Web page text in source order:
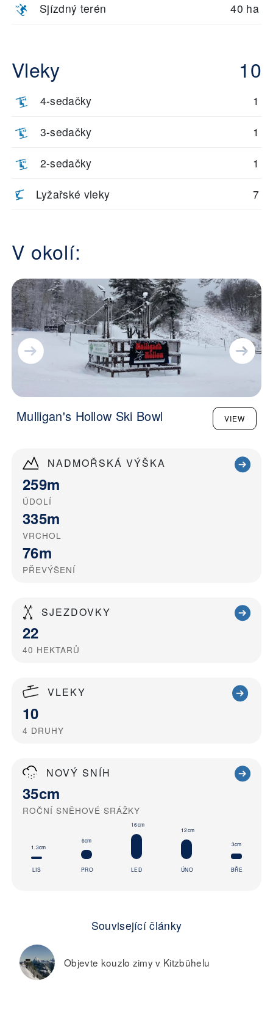
NADMOŘSKÁ VÝŠKA
259m
ÚDOLÍ
335m
VRCHOL
76m
PŘEVÝŠENÍ
SJEZDOVKY
22
40 HEKTARŮ
VLEKY
10
4 DRUHY
NOVÝ SNÍH
35cm
ROČNÍ SNĚHOVÉ SRÁŽKY
1.3cm
LIS
6cm
PRO
16cm
LED
12cm
ÚNO
3cm
BŘE
Související články
Objevte kouzlo zimy v Kitzbühelu
Sjízdný terén 40 ha
Vleky 10
4-sedačky 1
3-sedačky 1
2-sedačky 1
Lyžařské vleky 7
V okolí:
Mulligan's Hollow Ski Bowl VIEW